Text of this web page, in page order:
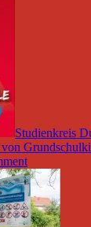
Studienkreis